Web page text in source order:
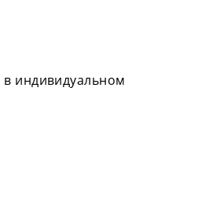
индивидуальном